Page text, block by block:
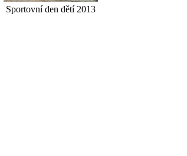
Sportovní den dětí 2013